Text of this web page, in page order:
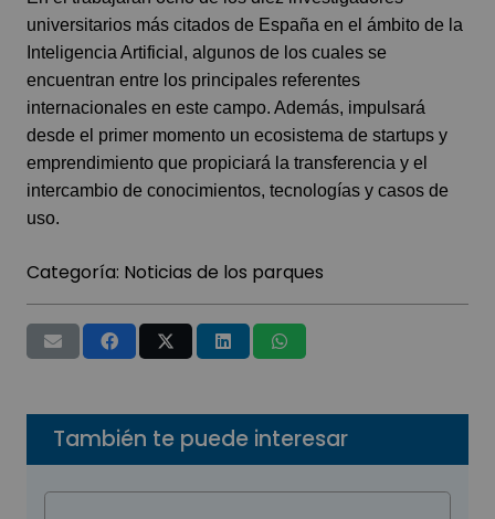
universitarios más citados de España en el ámbito de la
Inteligencia Artificial, algunos de los cuales se
encuentran entre los principales referentes
internacionales en este campo. Además, impulsará
desde el primer momento un ecosistema de startups y
emprendimiento que propiciará la transferencia y el
intercambio de conocimientos, tecnologías y casos de
uso.
Categoría: Noticias de los parques
También te puede interesar